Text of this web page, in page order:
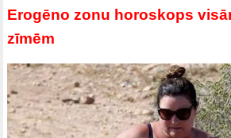
Erogēno zonu horoskops
zīmēm